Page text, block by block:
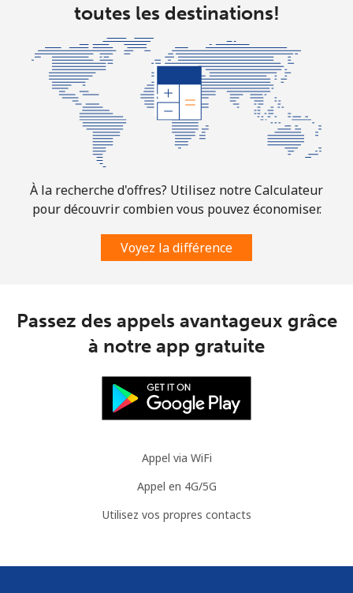
toutes les destinations!
À la recherche d'offres? Utilisez notre Calculateur
pour découvrir combien vous pouvez économiser.
Voyez la différence
Passez des appels avantageux grâce
à notre app gratuite
Appel via WiFi
Appel en 4G/5G
Utilisez vos propres contacts